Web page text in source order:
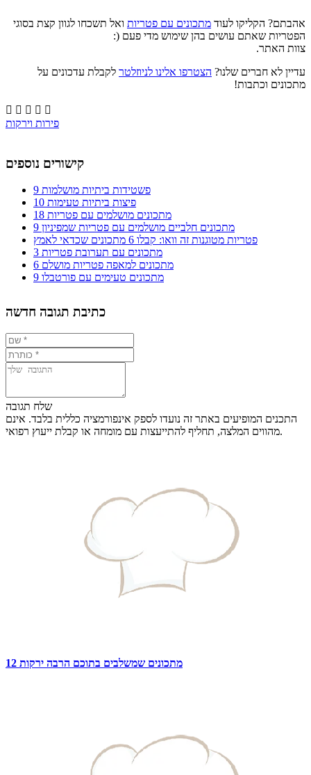
אהבתם? הקליקו לעוד מתכונים עם פטריות ואל תשכחו לגוון קצת בסוגי
הפטריות שאתם עושים בהן שימוש מדי פעם (:
צוות האתר.
עדיין לא חברים שלנו? הצטרפו אלינו לניוזלטר לקבלת עדכונים על
מתכונים וכתבות!
    
פירות וירקות
קישורים נוספים
9 פשטידות ביתיות מושלמות
10 פיצות ביתיות טעימות
18 מתכונים מושלמים עם פטריות
9 מתכונים חלביים מושלמים עם פטריות שמפיניון
פטריות מטוגנות זה וואו: קבלו 6 מתכונים שכדאי לאמץ
3 מתכונים עם תערובת פטריות
6 מתכונים למאפה פטריות מושלם
9 מתכונים טעימים עם פורטבלו
כתיבת תגובה חדשה
שלח תגובה
התכנים המופיעים באתר זה נועדו לספק אינפורמציה כללית בלבד. אינם
מהווים המלצה, תחליף להתייעצות עם מומחה או קבלת ייעוץ רפואי.
12 מתכונים שמשלבים בתוכם הרבה ירקות